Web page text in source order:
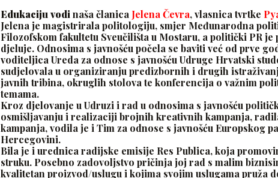
Edukaciju vodi naša članica Jelena Čevra, vlasnica tvrtke
Jelena je magistrirala politologiju, smjer Međunarodna
Filozofskom fakultetu Sveučilišta u Mostaru, a politički PR
djeluje. Odnosima s javnošću počela se baviti već od prve
voditeljica Ureda za odnose s javnošću Udruge Hrvatski
sudjelovala u organiziranju predizbornih i drugih
javnih tribina, okruglih stolova te konferencija o važnim
temama.
Kroz djelovanje u Udruzi i rad u odnosima s javnošću
osmišljavanju i realizaciji brojnih kreativnih kampanja,
kampanja, vodila je i Tim za odnose s javnošću Europskog
Hercegovini.
Bila je i urednica radijske emisije Res Publica, koja
struku. Posebno zadovoljstvo pričinja joj rad s malim
kvalitetan proizvod/uslugu i kojima svojim uslugama pruža